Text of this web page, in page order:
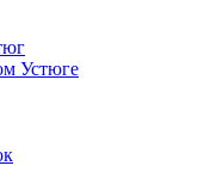
Устюге